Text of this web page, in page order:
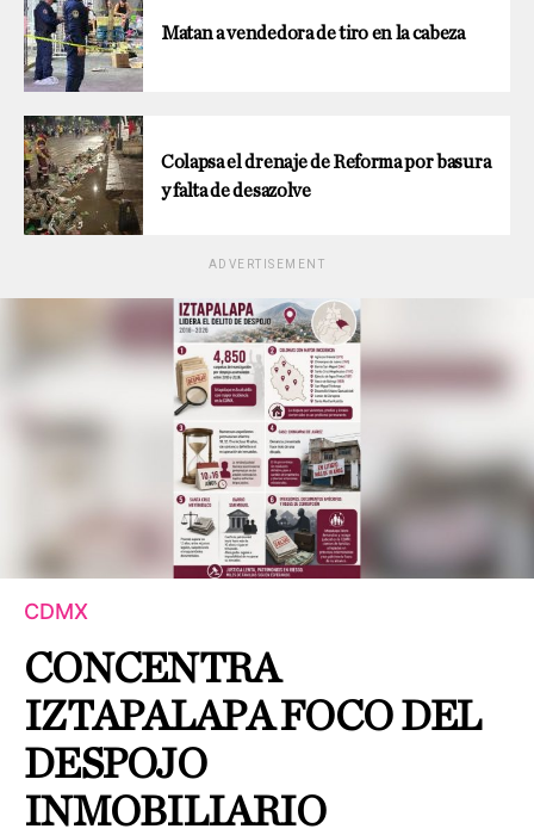
Matan a vendedora de tiro en la cabeza
Colapsa el drenaje de Reforma por basura
y falta de desazolve
ADVERTISEMENT
CDMX
CONCENTRA
IZTAPALAPA FOCO DEL
DESPOJO
INMOBILIARIO